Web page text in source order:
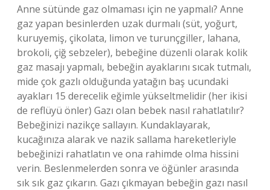
Anne sütünde gaz olmaması için ne yapmalı? Anne
gaz yapan besinlerden uzak durmalı (süt, yoğurt,
kuruyemiş, çikolata, limon ve turunçgiller, lahana,
brokoli, çiğ sebzeler), bebeğine düzenli olarak kolik
gaz masajı yapmalı, bebeğin ayaklarını sıcak tutmalı,
mide çok gazlı olduğunda yatağın baş ucundaki
ayakları 15 derecelik eğimle yükseltmelidir (her ikisi
de reflüyü önler) Gazı olan bebek nasıl rahatlatılır?
Bebeğinizi nazikçe sallayın. Kundaklayarak,
kucağınıza alarak ve nazik sallama hareketleriyle
bebeğinizi rahatlatın ve ona rahimde olma hissini
verin. Beslenmelerden sonra ve öğünler arasında
sık sık gaz çıkarın. Gazı çıkmayan bebeğin gazı nasıl